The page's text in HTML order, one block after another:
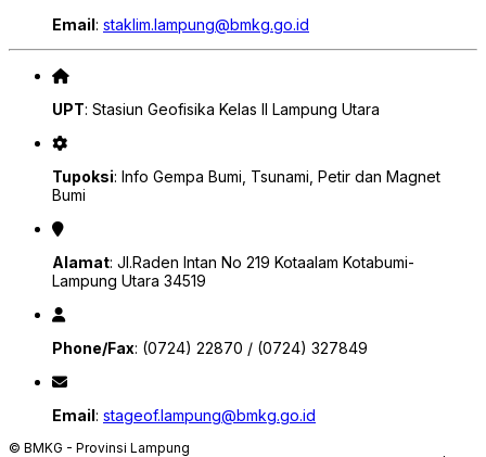
Email: staklim.lampung@bmkg.go.id
UPT: Stasiun Geofisika Kelas II Lampung Utara
Tupoksi: Info Gempa Bumi, Tsunami, Petir dan Magnet
Bumi
Alamat: Jl.Raden Intan No 219 Kotaalam Kotabumi-
Lampung Utara 34519
Phone/Fax: (0724) 22870 / (0724) 327849
Email: stageof.lampung@bmkg.go.id
© BMKG - Provinsi Lampung